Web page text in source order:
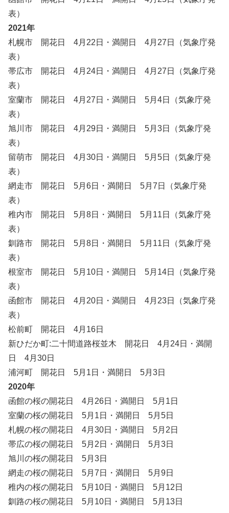
表）
2021年
札幌市 開花日 4月22日・満開日 4月27日（気象庁発
表）
帯広市 開花日 4月24日・満開日 4月27日（気象庁発
表）
室蘭市 開花日 4月27日・満開日 5月4日（気象庁発
表）
旭川市 開花日 4月29日・満開日 5月3日（気象庁発
表）
留萌市 開花日 4月30日・満開日 5月5日（気象庁発
表）
網走市 開花日 5月6日・満開日 5月7日（気象庁発
表）
稚内市 開花日 5月8日・満開日 5月11日（気象庁発
表）
釧路市 開花日 5月8日・満開日 5月11日（気象庁発
表）
根室市 開花日 5月10日・満開日 5月14日（気象庁発
表）
函館市 開花日 4月20日・満開日 4月23日（気象庁発
表）
松前町 開花日 4月16日
新ひだか町:二十間道路桜並木 開花日 4月24日・満開
日 4月30日
浦河町 開花日 5月1日・満開日 5月3日
2020年
函館の桜の開花日 4月26日・満開日 5月1日
室蘭の桜の開花日 5月1日・満開日 5月5日
札幌の桜の開花日 4月30日・満開日 5月2日
帯広の桜の開花日 5月2日・満開日 5月3日
旭川の桜の開花日 5月3日
網走の桜の開花日 5月7日・満開日 5月9日
稚内の桜の開花日 5月10日・満開日 5月12日
釧路の桜の開花日 5月10日・満開日 5月13日